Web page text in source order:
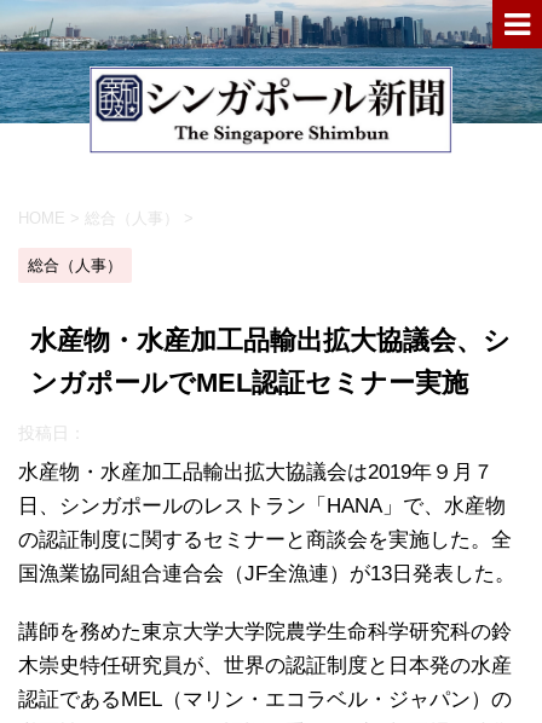
HOME > 総合（人事） >
総合（人事）
水産物・水産加工品輸出拡大協議会、シ
ンガポールでMEL認証セミナー実施
投稿日：
水産物・水産加工品輸出拡大協議会は2019年９月７
日、シンガポールのレストラン「HANA」で、水産物
の認証制度に関するセミナーと商談会を実施した。全
国漁業協同組合連合会（JF全漁連）が13日発表した。
講師を務めた東京大学大学院農学生命科学研究科の鈴
木崇史特任研究員が、世界の認証制度と日本発の水産
認証であるMEL（マリン・エコラベル・ジャパン）の